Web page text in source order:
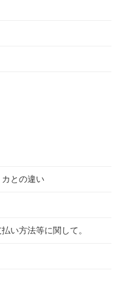
との違い
い方法等に関して。